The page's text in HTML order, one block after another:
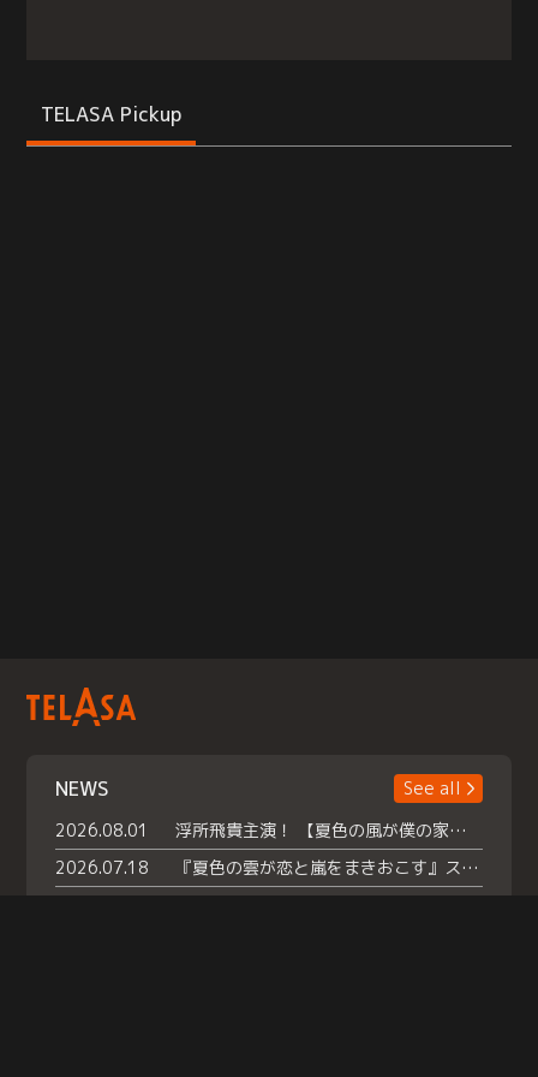
TELASA Pickup
NEWS
See all
2026.08.01
浮所飛貴主演！ 【夏色の風が僕の家にやってきた】 本日よりテラサで独占配信スタート！
2026.07.18
『夏色の雲が恋と嵐をまきおこす』スペシャルメイキング 【Part1】2026年７月18日（土）23時30分～配信スタート！話題のシーンの裏側を大公開！豪華キャスト大集合！ 『武宮家 真夏の家族会議』開催！